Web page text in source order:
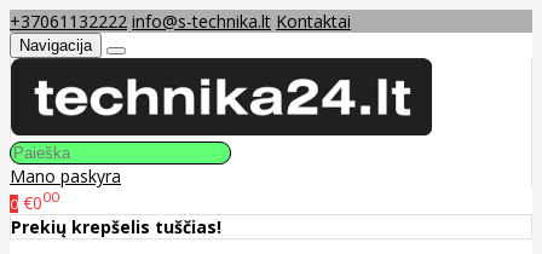
+37061132222 info@s-technika.lt Kontaktai
Navigacija
Mano paskyra
0 €000
Prekių krepšelis tuščias!